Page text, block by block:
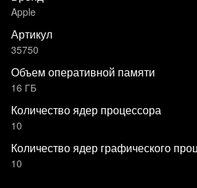
Apple
Артикул
35750
Объем оперативной памяти
16 ГБ
Количество ядер процессора
10
Количество ядер графического
10